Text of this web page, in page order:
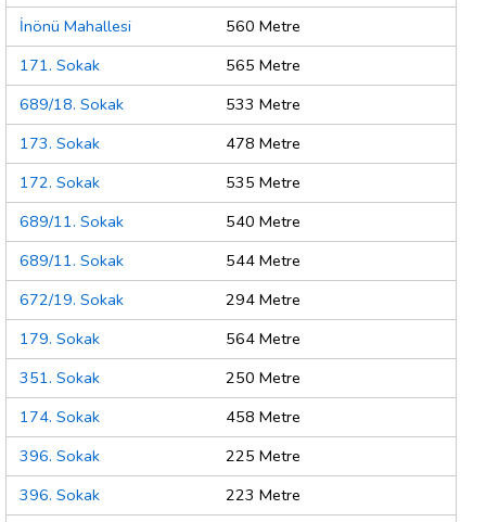
İnönü Mahallesi
560 Metre
171. Sokak
565 Metre
689/18. Sokak
533 Metre
173. Sokak
478 Metre
172. Sokak
535 Metre
689/11. Sokak
540 Metre
689/11. Sokak
544 Metre
672/19. Sokak
294 Metre
179. Sokak
564 Metre
351. Sokak
250 Metre
174. Sokak
458 Metre
396. Sokak
225 Metre
396. Sokak
223 Metre